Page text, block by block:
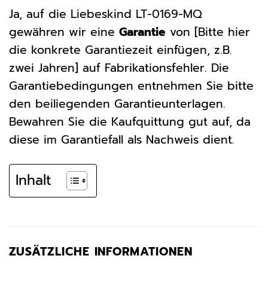
Ja, auf die Liebeskind LT-0169-MQ
gewähren wir eine Garantie von [Bitte hier
die konkrete Garantiezeit einfügen, z.B.
zwei Jahren] auf Fabrikationsfehler. Die
Garantiebedingungen entnehmen Sie bitte
den beiliegenden Garantieunterlagen.
Bewahren Sie die Kaufquittung gut auf, da
diese im Garantiefall als Nachweis dient.
Inhalt
ZUSÄTZLICHE INFORMATIONEN